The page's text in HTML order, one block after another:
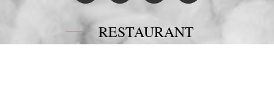
RESTAURANT